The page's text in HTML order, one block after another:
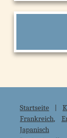
Startseite |
Frankreich,
Japanisch